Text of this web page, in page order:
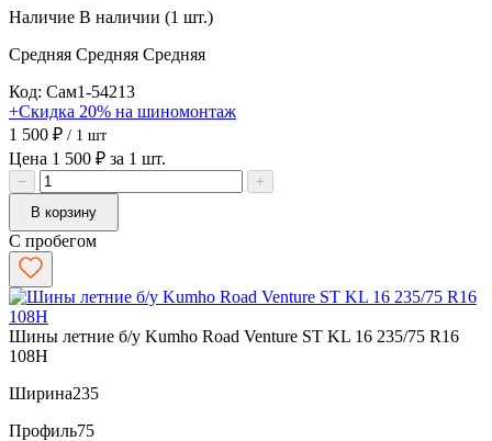
Наличие В наличии (1 шт.)
Средняя Средняя Средняя
Код: Сам1-54213
+Скидка 20% на шиномонтаж
1 500 ₽ / 1 шт
Цена 1 500 ₽ за 1 шт.
−
+
В корзину
С пробегом
Шины летние б/у Kumho Road Venture ST KL 16 235/75 R16
108H
Ширина235
Профиль75